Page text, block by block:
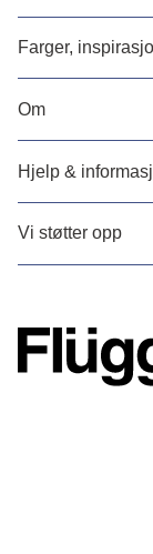
Farger,
Om
Hjelp &
Vi støtter opp